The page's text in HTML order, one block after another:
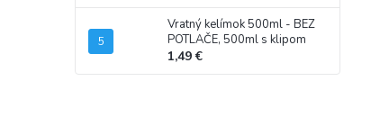
Vratný kelímok 500ml - BEZ
POTLAČE, 500ml s klipom
1,49 €